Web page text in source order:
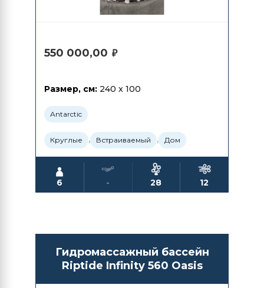
550 000,00 ₽
Размер, см: 240 x 100
Antarctic
Круглые , Встраиваемый , Дом
6 - 28 12
Гидромассажный бассейн
Riptide Infinity 560 Oasis